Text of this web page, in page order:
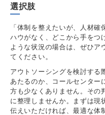
選択肢
「体制を整えたいが、人材
ハウがなく、どこから手を
ような状況の場合は、ぜひア
てください。
アウトソーシングを検討する
あたるのか、コールセンター
方も少なくありません。その
に整理しませんか。まずは現
伝えいただければ、最適な体